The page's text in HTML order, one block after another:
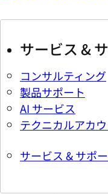
サービス &
コンサルティング
製品サポート
AI サービス
テクニカルアカ
サービス & サポ